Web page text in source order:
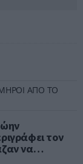
ΑΠΟ ΤΟ
τον
να